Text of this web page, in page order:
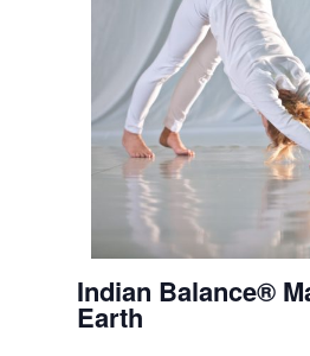
Indian Balance®
Earth